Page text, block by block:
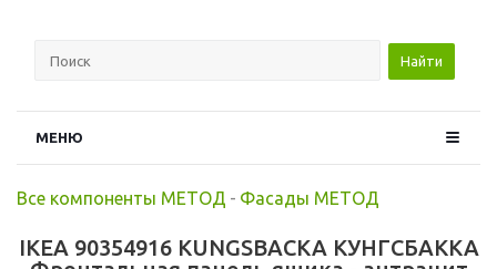
Найти
МЕНЮ
Все компоненты МЕТОД - Фасады МЕТОД
IKEA 90354916 KUNGSBACKA КУНГСБАККА